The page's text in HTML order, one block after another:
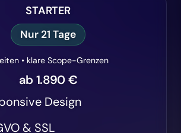
STARTER
Nur 21 Tage
• klare Scope-Grenzen
ab 1.890 €
Design
& SSL